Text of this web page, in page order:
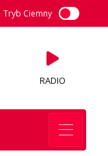
Tryb Ciemny
RADIO